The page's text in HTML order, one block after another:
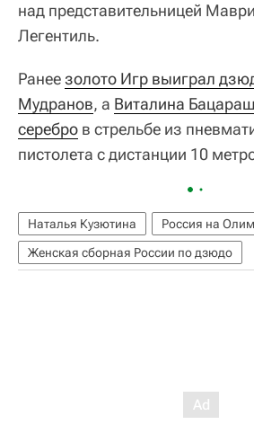
над представительницей
Легентиль.
Ранеезолото Игр выиграл
Мудранов, а Виталина
серебро в стрельбе из
пистолета с дистанции 10
Наталья Кузютина
Россия на
Женская сборная России по дзюдо